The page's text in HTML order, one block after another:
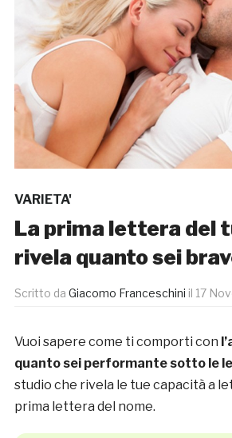
VARIETA'
La prima lettera del
rivela quanto sei
Scritto da Giacomo Franceschini il 17
Vuoi sapere come ti comporti con
quanto sei performante sotto le
studio che rivela le tue capacità a
prima lettera del nome.